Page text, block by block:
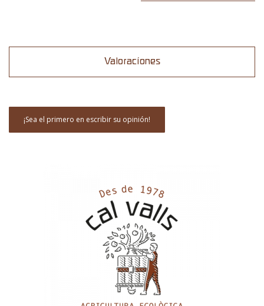
Valoraciones
¡Sea el primero en escribir su opinión!